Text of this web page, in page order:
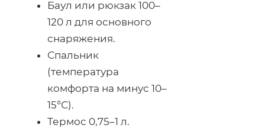
Баул или рюкзак 100–
120 л для основного
снаряжения.
Спальник
(температура
комфорта на минус 10–
15°С).
Термос 0,75–1 л.